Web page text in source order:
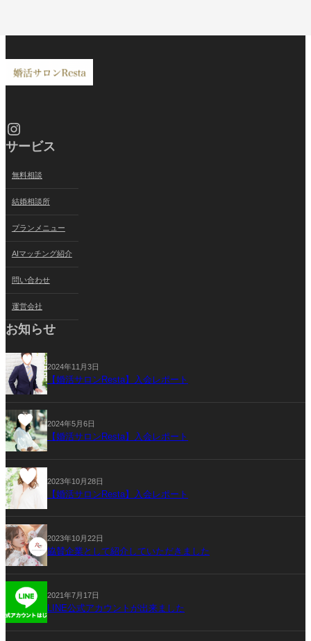
Instagram
サービス
無料相談
結婚相談所
プランメニュー
AIマッチング紹介
問い合わせ
運営会社
お知らせ
2024年11月3日
【婚活サロンResta】入会レポート
2024年5月6日
【婚活サロンResta】入会レポート
2023年10月28日
【婚活サロンResta】入会レポート
2023年10月22日
協賛企業として紹介していただきました
2021年7月17日
LINE公式アカウントが出来ました